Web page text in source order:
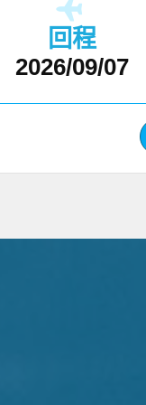
回程
2026/09/07